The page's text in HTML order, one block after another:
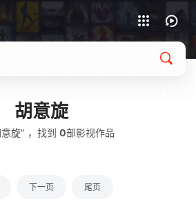
胡意旋
旋" ，找到 0部影视作品
下一页 尾页